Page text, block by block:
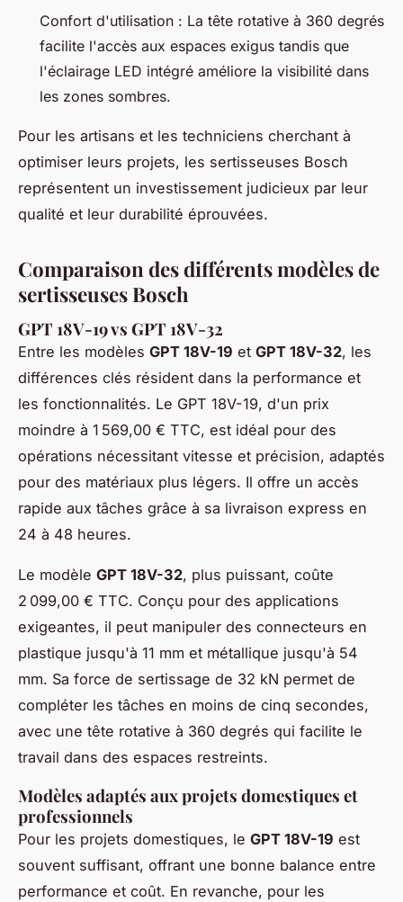
Confort d'utilisation : La tête rotative à 360 degrés
facilite l'accès aux espaces exigus tandis que
l'éclairage LED intégré améliore la visibilité dans
les zones sombres.
Pour les artisans et les techniciens cherchant à
optimiser leurs projets, les sertisseuses Bosch
représentent un investissement judicieux par leur
qualité et leur durabilité éprouvées.
Comparaison des différents modèles de
sertisseuses Bosch
GPT 18V-19 vs GPT 18V-32
Entre les modèles GPT 18V-19 et GPT 18V-32, les
différences clés résident dans la performance et
les fonctionnalités. Le GPT 18V-19, d'un prix
moindre à 1 569,00 € TTC, est idéal pour des
opérations nécessitant vitesse et précision, adaptés
pour des matériaux plus légers. Il offre un accès
rapide aux tâches grâce à sa livraison express en
24 à 48 heures.
Le modèle GPT 18V-32, plus puissant, coûte
2 099,00 € TTC. Conçu pour des applications
exigeantes, il peut manipuler des connecteurs en
plastique jusqu'à 11 mm et métallique jusqu'à 54
mm. Sa force de sertissage de 32 kN permet de
compléter les tâches en moins de cinq secondes,
avec une tête rotative à 360 degrés qui facilite le
travail dans des espaces restreints.
Modèles adaptés aux projets domestiques et
professionnels
Pour les projets domestiques, le GPT 18V-19 est
souvent suffisant, offrant une bonne balance entre
performance et coût. En revanche, pour les